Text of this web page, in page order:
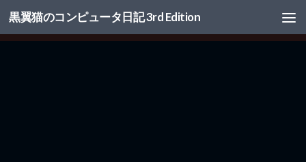
コンテンツへスキップ
黒翼猫のコンピュータ日記 3rd Edition